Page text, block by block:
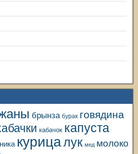
брынза бурак говядина
кабачок капуста
курицалук мед молоко